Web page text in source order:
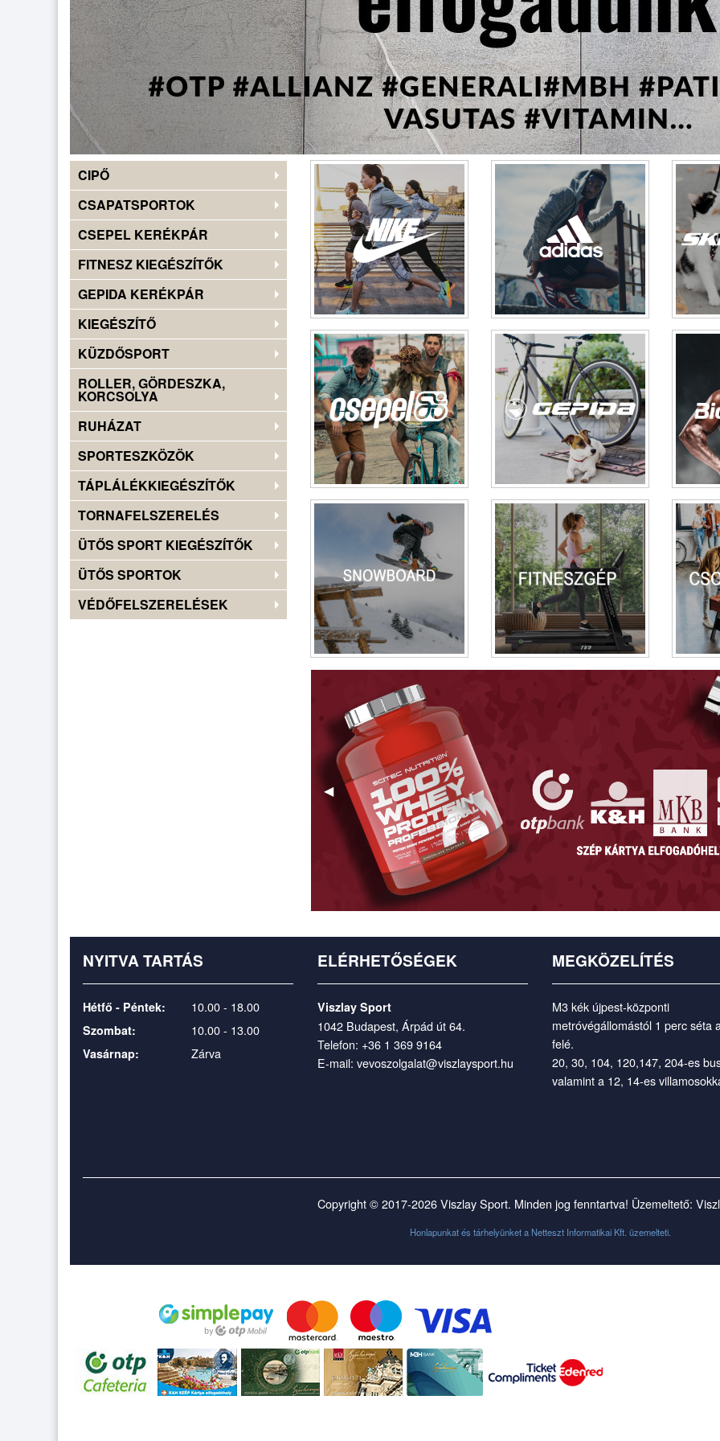
CIPŐ
CSAPATSPORTOK
CSEPEL KERÉKPÁR
FITNESZ KIEGÉSZÍTŐK
GEPIDA KERÉKPÁR
KIEGÉSZÍTŐ
KÜZDŐSPORT
ROLLER, GÖRDESZKA,
KORCSOLYA
RUHÁZAT
SPORTESZKÖZÖK
TÁPLÁLÉKKIEGÉSZÍTŐK
TORNAFELSZERELÉS
ÜTŐS SPORT KIEGÉSZÍTŐK
ÜTŐS SPORTOK
VÉDŐFELSZERELÉSEK
Előző
kép
◀
NYITVA TARTÁS
Hétfő - Péntek: 10.00 - 18.00
Szombat: 10.00 - 13.00
Vasárnap: Zárva
ELÉRHETŐSÉGEK
Viszlay Sport
1042 Budapest, Árpád út 64.
Telefon: +36 1 369 9164
E-mail: vevoszolgalat@viszlaysport.hu
MEGKÖZELÍTÉS
M3 kék újpest-központi
metróvégállomástól 1 perc séta
felé.
20, 30, 104, 120,147, 204-es
valamint a 12, 14-es
Copyright © 2017-2026 Viszlay Sport. Minden jog fenntartva! Üzemeltető:
Honlapunkat és tárhelyünket a Netteszt Informatikai Kft. üzemelteti.